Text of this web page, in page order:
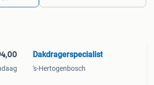
Dakdragerspecialist
's-Hertogenbosch